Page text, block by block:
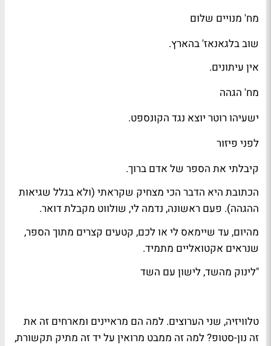
מח' מנויים שלום
שוב בלגאנאז' בהארץ.
אין עיתונים.
מח' הגהה
ישעיהו רוטר יוצא נגד הקונספט.
לפני פיזור
קיבלתי את הספר של אדם ברוך.
הכתובת היא הדבר הכי מצחיק שקראתי (ולא בגלל שגיאות
ההגהה). פעם ראשונה, נדמה לי, שולווט מקבלת דואר.
מהיום, עד שיימאס לי או לכם, קטעים קצרים מתוך הספר,
שנראים אקטואליים מתמיד.
"לינוק מהשד, לישון עם השד
טלוויזיה, שני הערוצים. למה הם מראיינים ומארחים זה את
זה נון-סטופ? למה זה ממבט מרואין על יד זה מתיק תקשורת,